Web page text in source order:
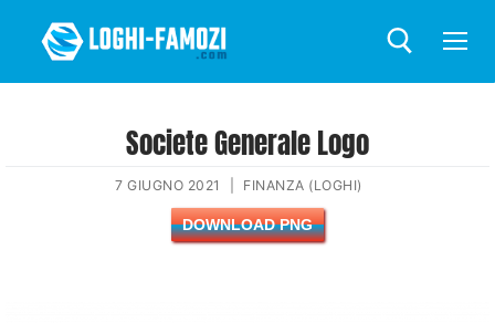
Societe Generale Logo
7 GIUGNO 2021 FINANZA (LOGHI)
DOWNLOAD PNG